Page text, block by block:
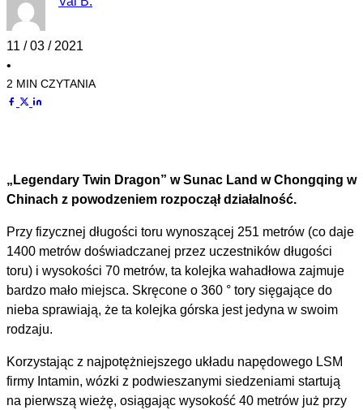
11 / 03 / 2021
•
2 MIN CZYTANIA
„Legendary Twin Dragon” w Sunac Land w Chongqing w
Chinach z powodzeniem rozpoczął działalność.
Przy fizycznej długości toru wynoszącej 251 metrów (co daje
1400 metrów doświadczanej przez uczestników długości
toru) i wysokości 70 metrów, ta kolejka wahadłowa zajmuje
bardzo mało miejsca. Skręcone o 360 ° tory sięgające do
nieba sprawiają, że ta kolejka górska jest jedyna w swoim
rodzaju.
Korzystając z najpotężniejszego układu napędowego LSM
firmy Intamin, wózki z podwieszanymi siedzeniami startują
na pierwszą wieżę, osiągając wysokość 40 metrów już przy